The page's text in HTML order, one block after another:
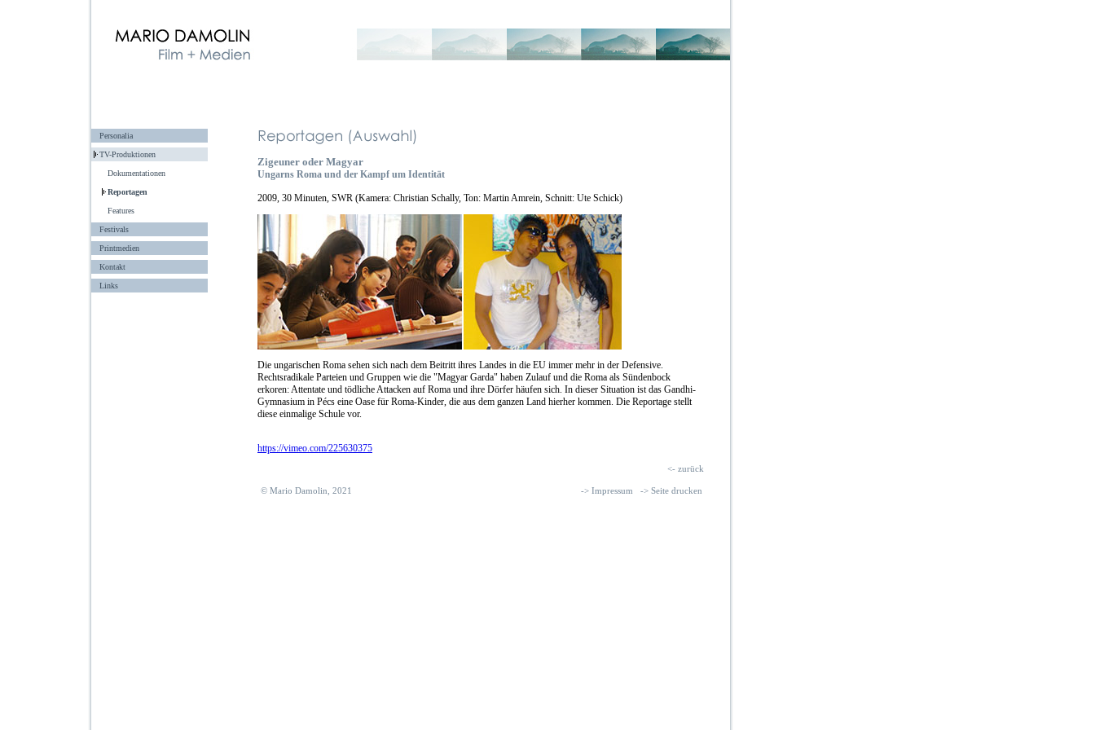
Personalia
TV-Produktionen
Dokumentationen
Reportagen
Features
Festivals
Printmedien
Kontakt
Links
Zigeuner oder Magyar
Ungarns Roma und der Kampf um Identität
2009, 30 Minuten, SWR (Kamera: Christian Schally, Ton: Martin Amrein, Schnitt: Ute Schick)
Die ungarischen Roma sehen sich nach dem Beitritt ihres Landes in die EU immer mehr in der Defensive.
Rechtsradikale Parteien und Gruppen wie die "Magyar Garda" haben Zulauf und die Roma als Sündenbock
erkoren: Attentate und tödliche Attacken auf Roma und ihre Dörfer häufen sich. In dieser Situation ist das Gandhi-
Gymnasium in Pécs eine Oase für Roma-Kinder, die aus dem ganzen Land hierher kommen. Die Reportage stellt
diese einmalige Schule vor.
https://vimeo.com/225630375
<- zurück
© Mario Damolin, 2021 -> Impressum -> Seite drucken